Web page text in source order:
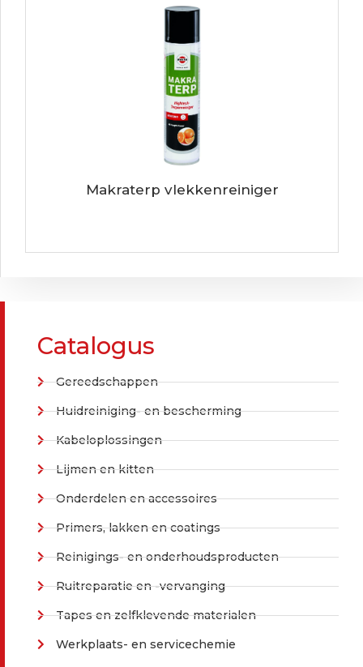
Catalogus
Gereedschappen
Huidreiniging- en bescherming
Kabeloplossingen
Lijmen en kitten
Onderdelen en accessoires
Primers, lakken en coatings
Reinigings- en onderhoudsproducten
Ruitreparatie en -vervanging
Tapes en zelfklevende materialen
Werkplaats- en servicechemie
Makraterp vlekkenreiniger